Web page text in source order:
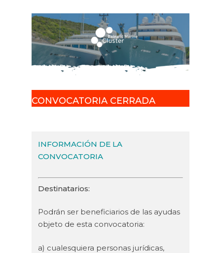
CONVOCATORIA CERRADA
INFORMACIÓN DE LA
CONVOCATORIA
Destinatarios:
Podrán ser beneficiarios de las ayudas
objeto de esta convocatoria:
a) cualesquiera personas jurídicas,